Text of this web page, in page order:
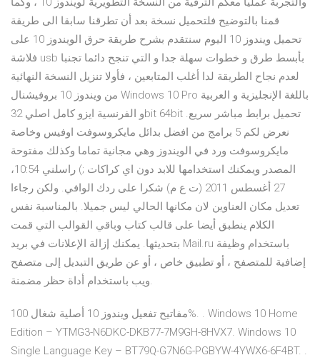
قمنا بالتوضيح فلتحميل نسخة بعد أن تطرقنا سابقا الى طريقة
تحميل ويندوز 10 اليوم سنتقدم بشرح طريقة حرق الويندوز 10 على
فلاشة usb بأبسط طرق و خطوات سهلة جدا و التي تنجح دائما تجنبا
لعدم نجاح الطريقة لدا أغلب المتابعين ، فأولا تنزيل النسخة النهائية
من ويندوز 10 بروفيشنال Windows 10 Pro باللغة الإنجليزية و العربية
و الفرنسية ايزو كامل اصلي 32bit 64bit تحميل برابط مباشر سريع.
نعرض لكم 5 برامج من افضل بدائل مايكروسوفت اوفيس وخاصة
مايكروسوفت ورد في الويندوز وهي مجانية تماما وكذلك مفتوحة
المصدر ويمكنك استخدامها للابد دون اي كراكات ;) راسلني 10:54،
27 أغسطس 2011 (ت ع م) شكرا على ردك الوافي. ولكن رجاءا
تعديل مكان العناوين لان مكانها الحالي ليس جميلا. بالمناسبة نفس
الكلام ينطبق أيضا على قالب كتاب وباقي القوالب التي قمت
بتحديثها. يمكنك إزالة الإعلانات في بريد Mail.ru باستخدام وظيفة
إضافية للمتصفح ، أو تطبيق خاص ، أو عن طريق التبديل إلى متصفح
ويب باستخدام أداة حظر مضمنة.
مفاتيح تفعيل ويندوز 10 أصلية شغال 100%. ­. Windows 10 Home
Edition – YTMG3-N6DKC-DKB77-7M9GH-8HVX7. Windows 10
Single Language Key – BT79Q-G7N6G-PGBYW-4YWX6-6F4BT. ­.